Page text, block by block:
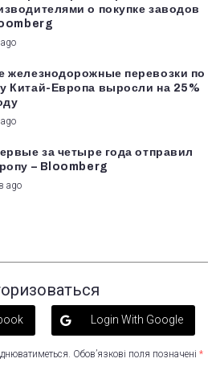
о покупке заводов
железнодорожные перевозки по
Китай-Европа выросли на 25%
за четыре года отправил
– Bloomberg
ago
Login With Google
Обов’язкові поля позначені *